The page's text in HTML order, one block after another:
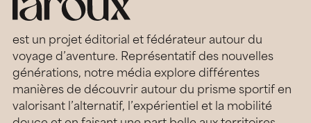
est un projet éditorial et fédérateur autour du
voyage d’aventure. Représentatif des nouvelles
générations, notre média explore différentes
manières de découvrir autour du prisme sportif en
valorisant l’alternatif, l’expérientiel et la mobilité